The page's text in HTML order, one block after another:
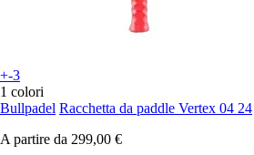
+-3
1 colori
Bullpadel Racchetta da paddle Vertex 04 24
A partire da 299,00 €